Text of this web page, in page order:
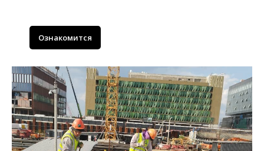
Ознакомится